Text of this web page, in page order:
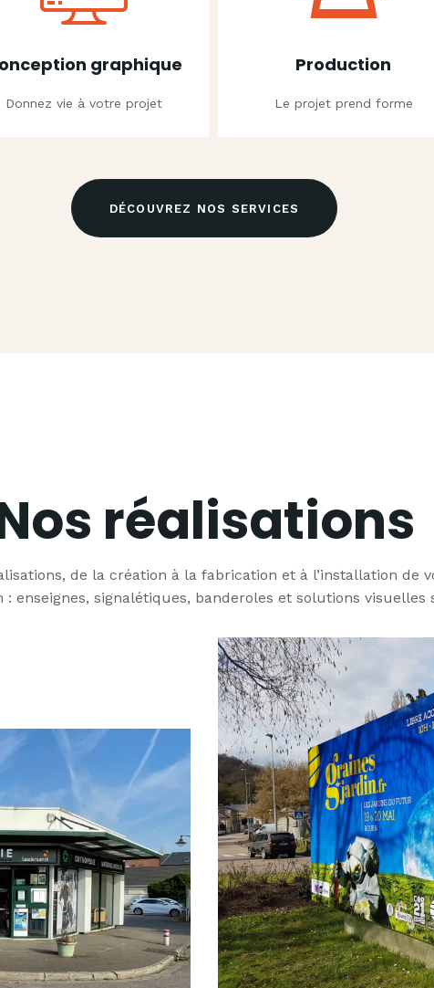
graphique
Donnez vie à votre projet
Production
Le projet prend forme
DÉCOUVREZ NOS SERVICES
réalisations
de la création à la fabrication et à l’installation de
enseignes, signalétiques, banderoles et solutions visuelles